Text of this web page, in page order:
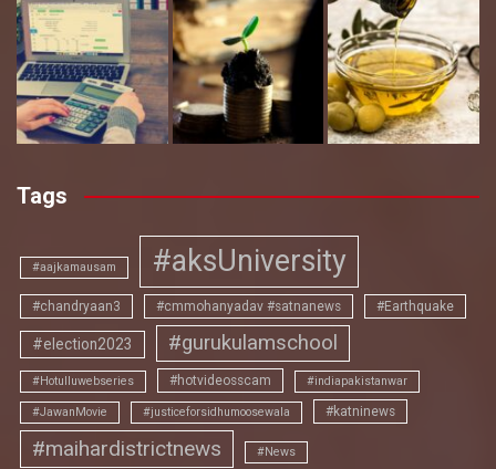
Tags
#aajkamausam #aksUniversity
#chandryaan3 #cmmohanyadav #satnanews #Earthquake
#election2023 #gurukulamschool
#Hotulluwebseries #hotvideosscam #indiapakistanwar
#JawanMovie #justiceforsidhumoosewala #katninews
#maihardistrictnews #News